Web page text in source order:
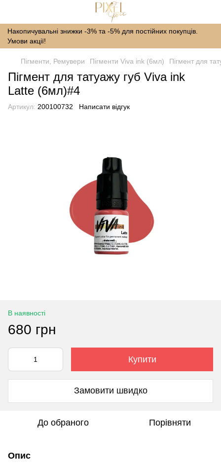
Накопичувальні знижки -3% та -5% для постійних покупців.
Умови акції!
Пігменти, Ремувери Пігменти Viva ink (6мл) Пігмент для
Пігмент для татуажу губ Viva ink
Latte (6мл)#4
Артикул: 200100732 Написати відгук
В наявності
680 грн
Купити
Замовити швидко
До обраного Порівняти
Опис